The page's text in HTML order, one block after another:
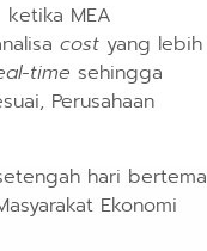
MEA
cost yang lebih
time sehingga
Perusahaan
hari bertema
Ekonomi